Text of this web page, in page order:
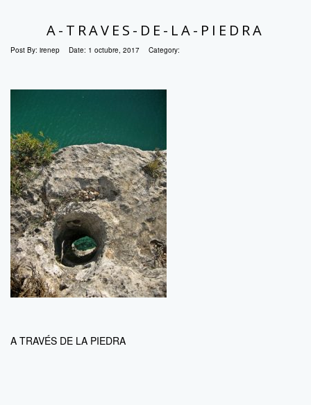
A-TRAVES-DE-LA-PIEDRA
Post By: irenep Date: 1 octubre, 2017 Category:
A TRAVÉS DE LA PIEDRA